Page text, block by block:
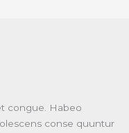
congue. Habeo
conse quuntur